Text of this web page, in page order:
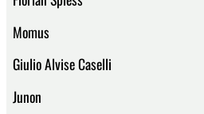
Momus
Giulio Alvise Caselli
Junon